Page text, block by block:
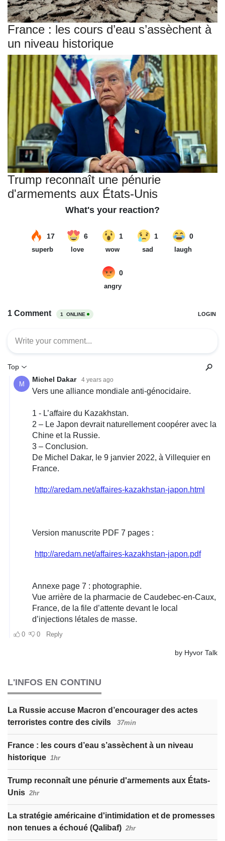
France : les cours d’eau s’assèchent à
un niveau historique
Trump reconnaît une pénurie
d'armements aux États-Unis
L'INFOS EN CONTINU
La Russie accuse Macron d’encourager des actes
terroristes contre des civils
37min
France : les cours d’eau s’assèchent à un niveau
historique 1hr
Trump reconnaît une pénurie d'armements aux États-
Unis 2hr
La stratégie américaine d'intimidation et de promesses
non tenues a échoué (Qalibaf) 2hr